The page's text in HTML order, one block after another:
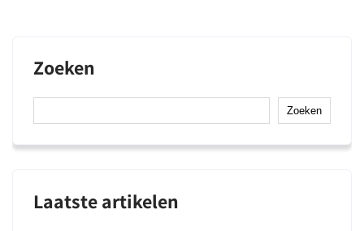
Zoeken
Zoeken
Laatste artikelen